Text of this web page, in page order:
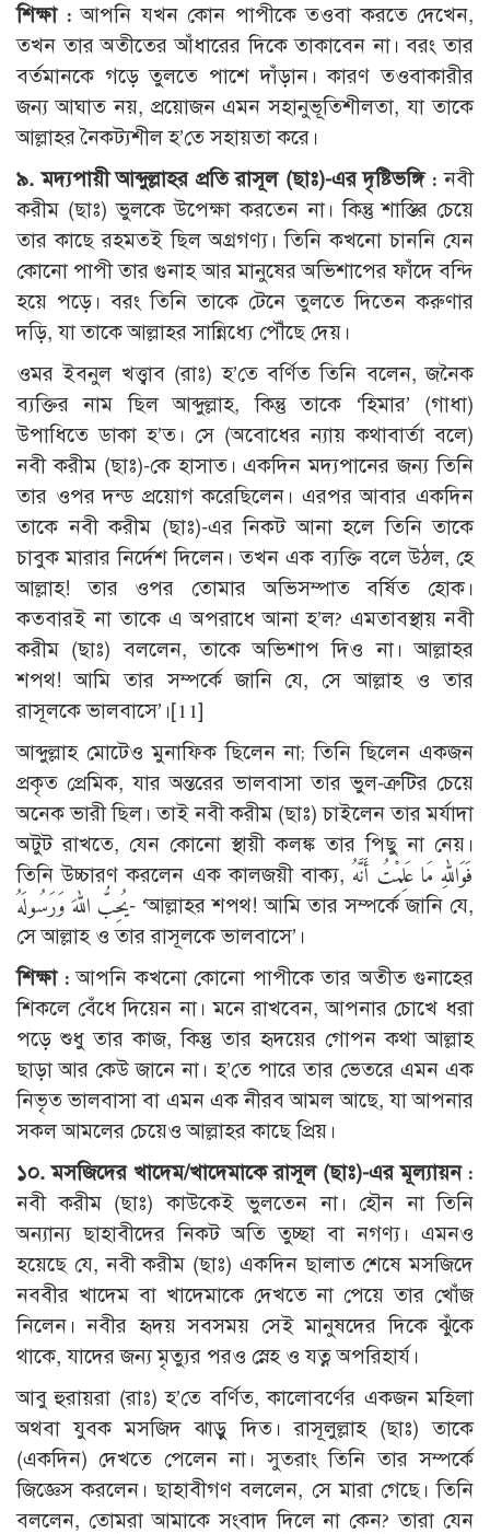
শিক্ষা : আপনি যখন কোন পাপীকে তওবা করতে দেখেন,
তখন তার অতীতের আঁধারের দিকে তাকাবেন না। বরং তার
বর্তমানকে গড়ে তুলতে পাশে দাঁড়ান। কারণ তওবাকারীর
জন্য আঘাত নয়, প্রয়োজন এমন সহানুভূতিশীলতা, যা তাকে
আল্লাহর নৈকট্যশীল হ’তে সহায়তা করে।
৯. মদ্যপায়ী আব্দুল্লাহর প্রতি রাসূল (ছাঃ)-এর দৃষ্টিভঙ্গি : নবী
করীম (ছাঃ) ভুলকে উপেক্ষা করতেন না। কিন্তু শাস্তির চেয়ে
তার কাছে রহমতই ছিল অগ্রগণ্য। তিনি কখনো চাননি যেন
কোনো পাপী তার গুনাহ আর মানুষের অভিশাপের ফাঁদে বন্দি
হয়ে পড়ে। বরং তিনি তাকে টেনে তুলতে দিতেন করুণার
দড়ি, যা তাকে আল্লাহর সান্নিধ্যে পৌঁছে দেয়।
ওমর ইবনুল খত্ত্বাব (রাঃ) হ’তে বর্ণিত তিনি বলেন, জনৈক
ব্যক্তির নাম ছিল আব্দুল্লাহ, কিন্তু তাকে ‘হিমার’ (গাধা)
উপাধিতে ডাকা হ’ত। সে (অবোধের ন্যায় কথাবার্তা বলে)
নবী করীম (ছাঃ)-কে হাসাত। একদিন মদ্যপানের জন্য তিনি
তার ওপর দন্ড প্রয়োগ করেছিলেন। এরপর আবার একদিন
তাকে নবী করীম (ছাঃ)-এর নিকট আনা হলে তিনি তাকে
চাবুক মারার নির্দেশ দিলেন। তখন এক ব্যক্তি বলে উঠল, হে
আল্লাহ! তার ওপর তোমার অভিসম্পাত বর্ষিত হোক।
কতবারই না তাকে এ অপরাধে আনা হ’ল? এমতাবস্থায় নবী
করীম (ছাঃ) বললেন, তাকে অভিশাপ দিও না। আল্লাহর
শপথ! আমি তার সম্পর্কে জানি যে, সে আল্লাহ ও তার
রাসূলকে ভালবাসে’।[11]
আব্দুল্লাহ মোটেও মুনাফিক ছিলেন না; তিনি ছিলেন একজন
প্রকৃত প্রেমিক, যার অন্তরের ভালবাসা তার ভুল-ত্রুটির চেয়ে
অনেক ভারী ছিল। তাই নবী করীম (ছাঃ) চাইলেন তার মর্যাদা
অটুট রাখতে, যেন কোনো স্থায়ী কলঙ্ক তার পিছু না নেয়।
তিনি উচ্চারণ করলেন এক কালজয়ী বাক্য, فَوَاللهِ مَا عَلِمْتُ أَنَّهُ
يُحِبُّ اللهَ وَرَسُولَهُ- ‘আল্লাহর শপথ! আমি তার সম্পর্কে জানি যে,
সে আল্লাহ ও তার রাসূলকে ভালবাসে’।
শিক্ষা : আপনি কখনো কোনো পাপীকে তার অতীত গুনাহের
শিকলে বেঁধে দিয়েন না। মনে রাখবেন, আপনার চোখে ধরা
পড়ে শুধু তার কাজ, কিন্তু তার হৃদয়ের গোপন কথা আল্লাহ
ছাড়া আর কেউ জানে না। হ’তে পারে তার ভেতরে এমন এক
নিভৃত ভালবাসা বা এমন এক নীরব আমল আছে, যা আপনার
সকল আমলের চেয়েও আল্লাহর কাছে প্রিয়।
১০. মসজিদের খাদেম/খাদেমাকে রাসূল (ছাঃ)-এর মূল্যায়ন :
নবী করীম (ছাঃ) কাউকেই ভুলতেন না। হৌন না তিনি
অন্যান্য ছাহাবীদের নিকট অতি তুচ্ছা বা নগণ্য। এমনও
হয়েছে যে, নবী করীম (ছাঃ) একদিন ছালাত শেষে মসজিদে
নববীর খাদেম বা খাদেমাকে দেখতে না পেয়ে তার খোঁজ
নিলেন। নবীর হৃদয় সবসময় সেই মানুষদের দিকে ঝুঁকে
থাকে, যাদের জন্য মৃত্যুর পরও স্নেহ ও যত্ন অপরিহার্য।
আবু হুরায়রা (রাঃ) হ’তে বর্ণিত, কালোবর্ণের একজন মহিলা
অথবা যুবক মসজিদ ঝাড়ু দিত। রাসূলুল্লাহ (ছাঃ) তাকে
(একদিন) দেখতে পেলেন না। সুতরাং তিনি তার সম্পর্কে
জিজ্ঞেস করলেন। ছাহাবীগণ বললেন, সে মারা গেছে। তিনি
বললেন, তোমরা আমাকে সংবাদ দিলে না কেন? তারা যেন